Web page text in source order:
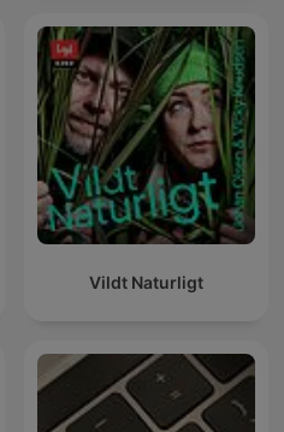
Vildt Naturligt